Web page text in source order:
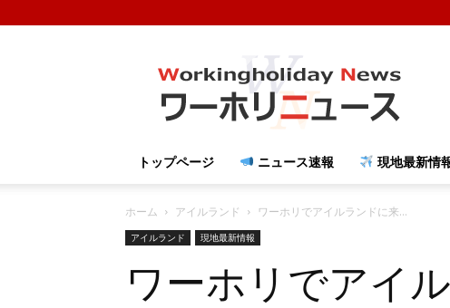
ー
ホ
リ
ュ
トップページ ニュース速報 現地最新情
ホーム アイルランド ワーホリでアイルランドに来...
アイルランド 現地最新情報
ワーホリでアイ